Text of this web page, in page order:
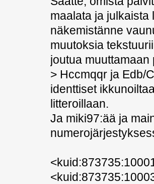
maalata ja
näkemistänne
muutoksia
joutua
> Hccmqqr ja Edb/
identtiset
litteroillaan.
Ja miki97:ää ja